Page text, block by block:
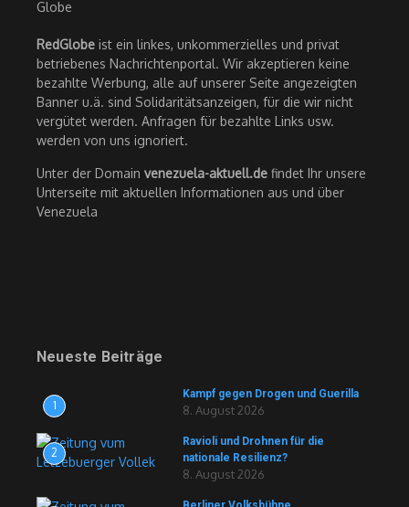
RedGlobe ist ein linkes, unkommerzielles und privat
betriebenes Nachrichtenportal. Wir akzeptieren keine
bezahlte Werbung, alle auf unserer Seite angezeigten
Banner u.ä. sind Solidaritätsanzeigen, für die wir nicht
vergütet werden. Anfragen für bezahlte Links usw.
werden von uns ignoriert.
Unter der Domain venezuela-aktuell.de findet Ihr unsere
Unterseite mit aktuellen Informationen aus und über
Venezuela
Neueste Beiträge
1
Kampf gegen Drogen und Guerilla
8. August 2026
2
Ravioli und Drohnen für die
nationale Resilienz?
8. August 2026